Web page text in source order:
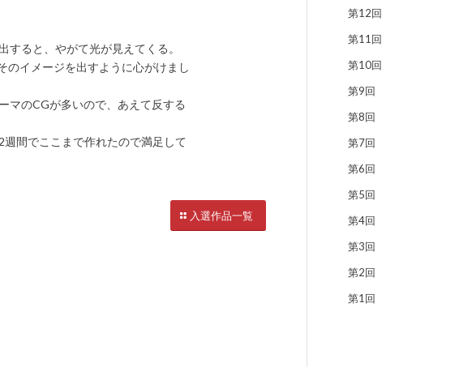
ると、やがて光が見えてくる。
のイメージを出すように心がけまし
マのCGが多いので、あえて反する
間でここまで作れたので満足して
入選作品一覧
第12回
第11回
第10回
第9回
第8回
第7回
第6回
第5回
第4回
第3回
第2回
第1回